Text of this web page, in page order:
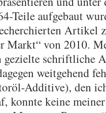
Teile aufgebaut
Artikel
von 2010.
schriftliche
weitgehend
Additive), den
konnte keine